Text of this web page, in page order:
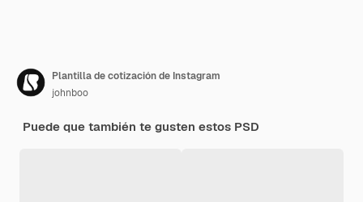
Plantilla de cotización de Instagram
johnboo
Puede que también te gusten estos PSD